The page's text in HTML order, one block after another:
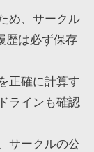
め、サークル
歴は必ず保存
正確に計算す
ラインも確認
サークルの公